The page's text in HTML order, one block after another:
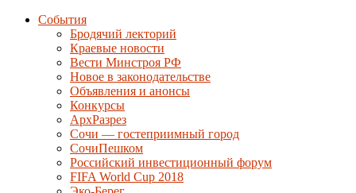
События
Бродячий лекторий
Краевые новости
Вести Минстроя РФ
Новое в законодательстве
Объявления и анонсы
Конкурсы
АрхРазрез
Сочи — гостеприимный город
СочиПешком
Российский инвестиционный форум
FIFA World Cup 2018